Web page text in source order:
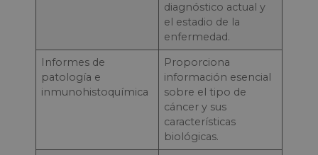
diagnóstico actual y
el estadio de la
enfermedad.
Informes de
patología e
inmunohistoquímica
Proporciona
información esencial
sobre el tipo de
cáncer y sus
características
biológicas.